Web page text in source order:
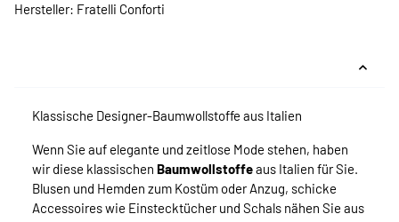
Hersteller: Fratelli Conforti
Klassische Designer-Baumwollstoffe aus Italien
Wenn Sie auf elegante und zeitlose Mode stehen, haben
wir diese klassischen Baumwollstoffeaus Italien für Sie.
Blusen und Hemden zum Kostüm oder Anzug, schicke
Accessoires wie Einstecktücher und Schals nähen Sie aus